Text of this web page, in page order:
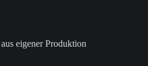
eigener Produktion